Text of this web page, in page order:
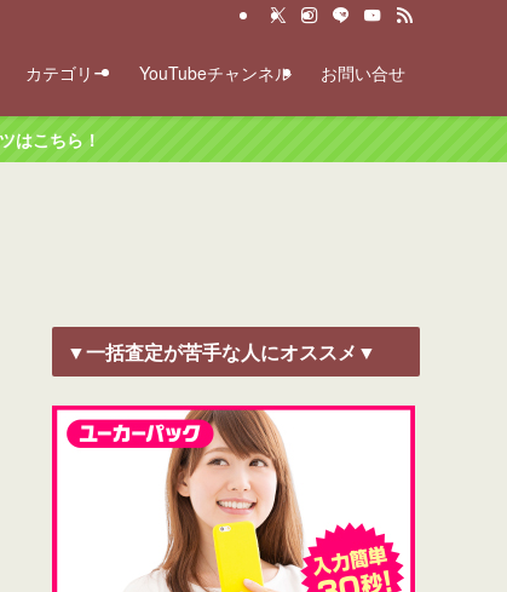
カテゴリー YouTubeチャンネル お問い合せ
ちら！
▼一括査定が苦手な人にオススメ▼